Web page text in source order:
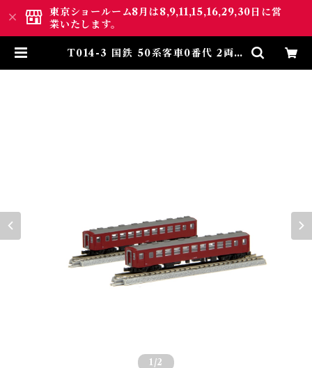
東京ショールーム8月は8,9,11,15,16,29,30日に営
業いたします。
T014-3 国鉄 50系客車0番代 2両増
1 /2